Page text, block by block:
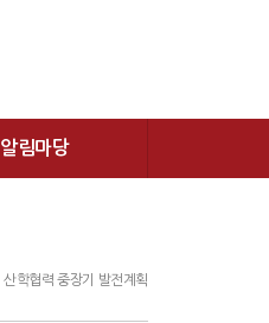
알림마당
산학협력 중장기 발전계획